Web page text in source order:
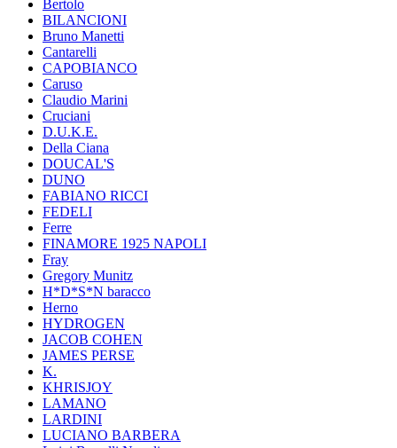
Bertolo
BILANCIONI
Bruno Manetti
Cantarelli
CAPOBIANCO
Caruso
Claudio Marini
Cruciani
D.U.K.E.
Della Ciana
DOUCAL'S
DUNO
FABIANO RICCI
FEDELI
Ferre
FINAMORE 1925 NAPOLI
Fray
Gregory Munitz
H*D*S*N baracco
Herno
HYDROGEN
JACOB COHEN
JAMES PERSE
K.
KHRISJOY
LAMANO
LARDINI
LUCIANO BARBERA